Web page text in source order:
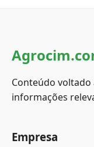
Conteúdo voltado
informações
Empresa